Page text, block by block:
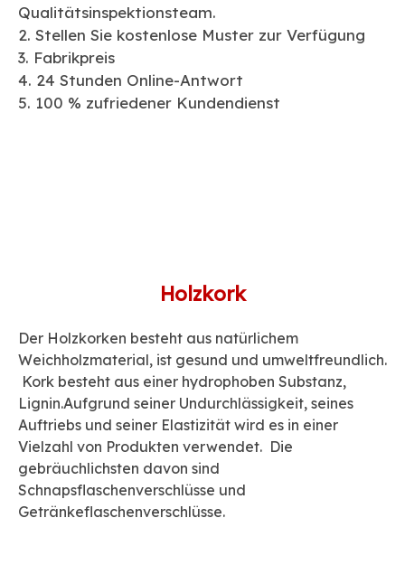
Qualitätsinspektionsteam.
2. Stellen Sie kostenlose Muster zur Verfügung
3. Fabrikpreis
4. 24 Stunden Online-Antwort
5. 100 % zufriedener Kundendienst
Holzkork
Der Holzkorken besteht aus natürlichem
Weichholzmaterial, ist gesund und umweltfreundlich.
Kork besteht aus einer hydrophoben Substanz,
Lignin.Aufgrund seiner Undurchlässigkeit, seines
Auftriebs und seiner Elastizität wird es in einer
Vielzahl von Produkten verwendet. Die
gebräuchlichsten davon sind
Schnapsflaschenverschlüsse und
Getränkeflaschenverschlüsse.